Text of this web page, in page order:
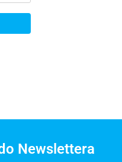
Newslettera